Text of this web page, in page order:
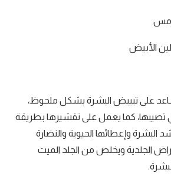
الأبيض
على تبييض البشرة بشكل ملحوظ،
تصيبها، كما يعمل على تقشيرها بطريقة
وإعطائها الحيوية والنضارة
الجلدية ويخلص من الجلد الميت